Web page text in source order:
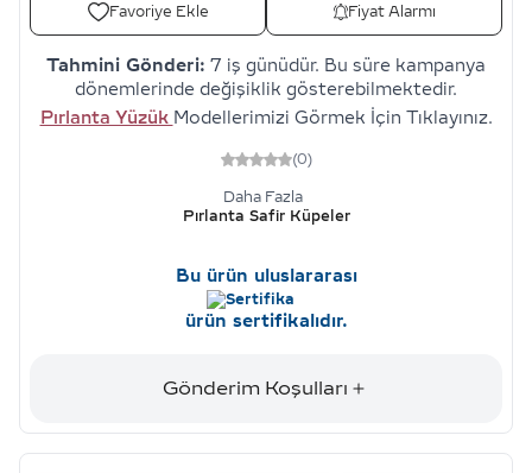
Favoriye Ekle Fiyat Alarmı
Tahmini Gönderi: 7 iş günüdür. Bu süre kampanya
dönemlerinde değişiklik gösterebilmektedir.
Pırlanta Yüzük Modellerimizi Görmek İçin Tıklayınız.
(0)
Daha Fazla
Pırlanta Safir Küpeler
Bu ürün uluslararası
ürün sertifikalıdır.
Gönderim Koşulları